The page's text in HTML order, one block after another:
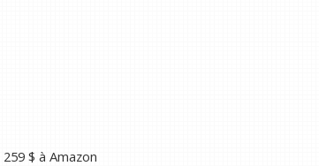
259 $ à Amazon